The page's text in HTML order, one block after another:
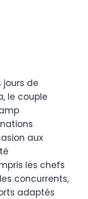
jours de
le couple
aux
les chefs
concurrents,
adaptés